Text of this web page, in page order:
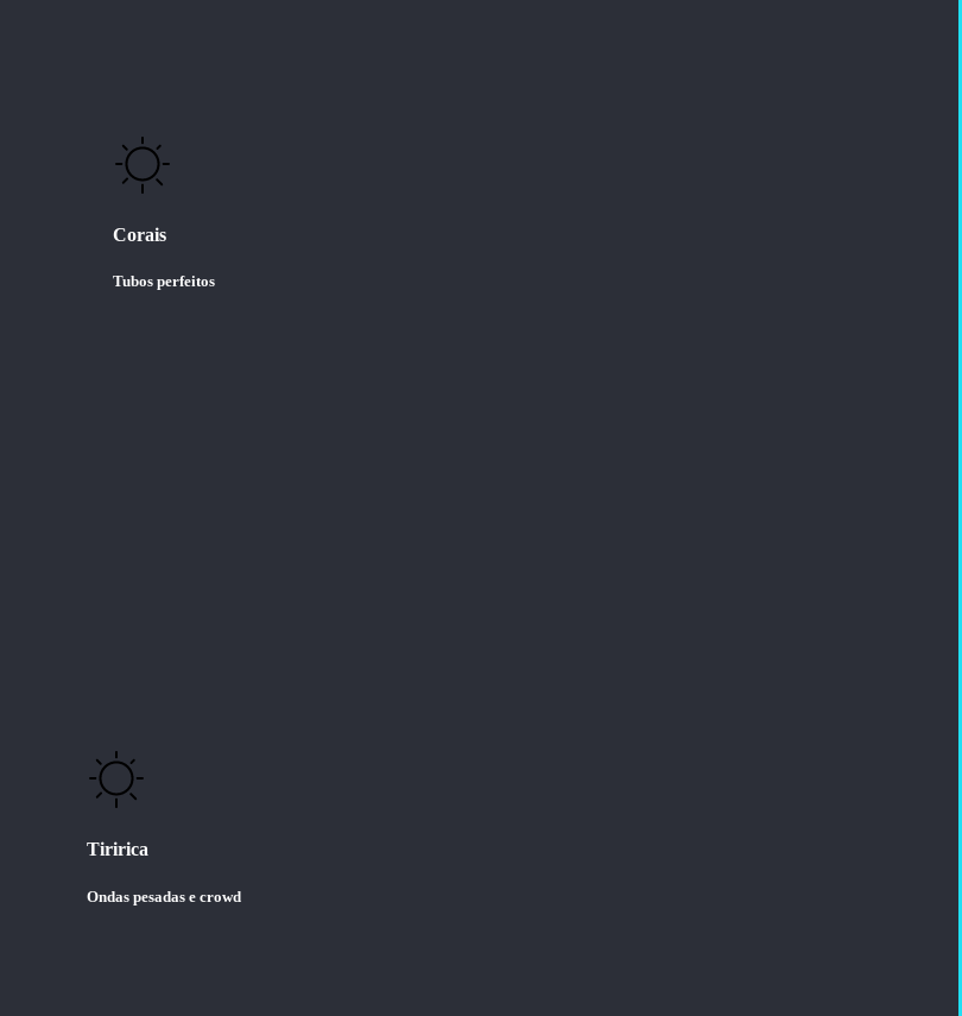
Corais
Tubos perfeitos
Tiririca
Ondas pesadas e crowd